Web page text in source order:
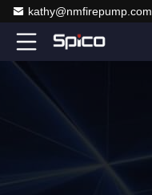
kathy@nmfirepump.com